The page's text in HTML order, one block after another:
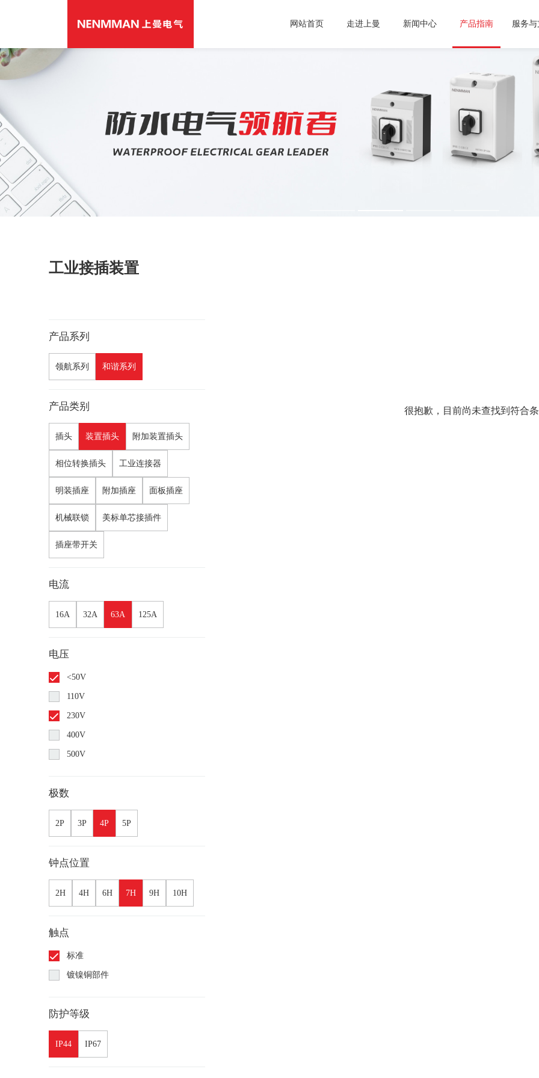
网站首页 走进上曼 新闻中心 产品指南 服务与
工业接插装置
产品系列
领航系列 和谐系列
产品类别
插头 装置插头 附加装置插头
相位转换插头 工业连接器
明装插座 附加插座 面板插座
机械联锁 美标单芯接插件
插座带开关
电流
16A 32A 63A 125A
电压
<50V
110V
230V
400V
500V
极数
2P 3P 4P 5P
钟点位置
2H 4H 6H 7H 9H 10H
触点
标准
镀镍铜部件
防护等级
IP44 IP67
很抱歉，目前尚未查找到符合条